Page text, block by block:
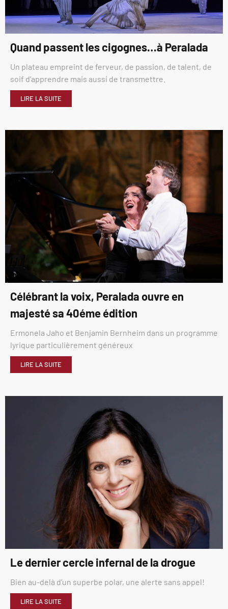
Quand passent les cigognes…à Peralada
Un plateau empreint de ferveur, de passion, de talent, de
soif d’apprendre mais aussi de transmettre.
LIRE LA SUITE
Célébrant la voix, Peralada ouvre en
majesté sa 40éme édition
Ermonela Jaho et Benjamin Bernheim dans un programme
lyrique particulièrement généreux
LIRE LA SUITE
Le dernier cercle infernal de la drogue
Bien au-delà d’un superbe polar, une alerte sans appel!
LIRE LA SUITE